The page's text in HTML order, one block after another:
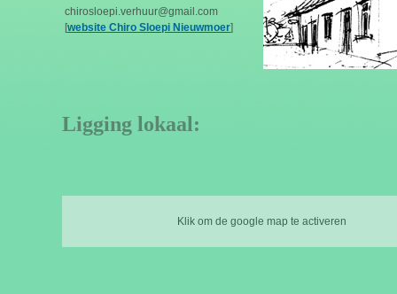
chirosloepi.verhuur@gmail.com
[website Chiro Sloepi Nieuwmoer]
Ligging lokaal:
Klik om de google map te activeren